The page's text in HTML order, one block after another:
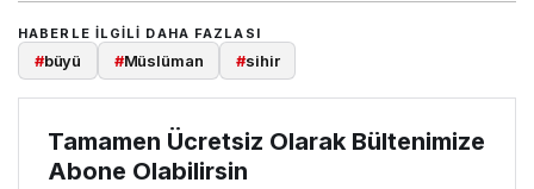
HABERLE ILGILI DAHA FAZLASI
#büyü #Müslüman #sihir
Tamamen Ücretsiz Olarak Bültenimize
Abone Olabilirsin